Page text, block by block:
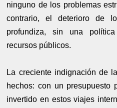
ninguno de los problemas
contrario, el deterioro de
profundiza, sin una
recursos públicos.
La creciente indignación de
hechos: con un presupuesto
invertido en estos viajes